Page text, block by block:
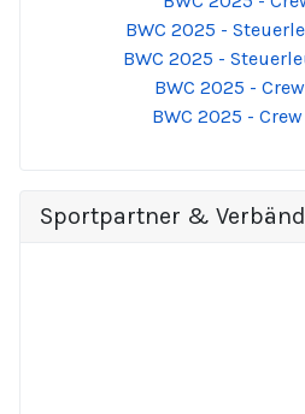
BWC 2025 -
BWC 2025 -
BWC 2025 -
BWC 2025 -
Sportpartner &